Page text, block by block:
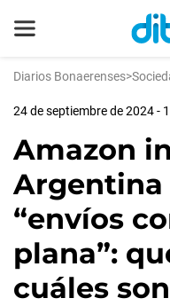
Diarios Bonaerenses>
24 de septiembre de 2024 -
Amazon
Argentina
“envíos
plana”:
cuáles